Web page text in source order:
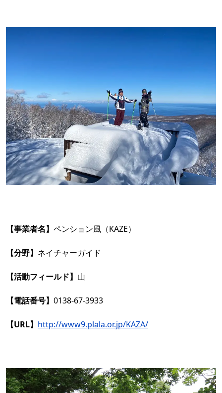
【事業者名】 ペンション風（KAZE）
【分野】 ネイチャーガイド
【活動フィールド】 山
【電話番号】 0138-67-3933
【URL】 http://www9.plala.or.jp/KAZA/